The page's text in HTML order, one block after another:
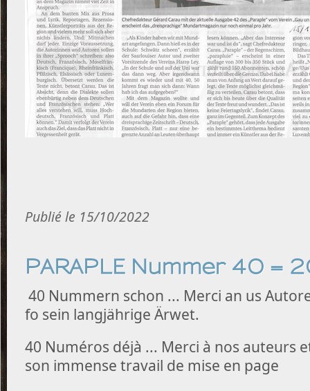
Publié le 15/10/2022
PARAPLE Nummer 40 =
40 Nummern schon ... Merci an us
fo sein langjährige Ärwet.
40 Numéros déjà ... Merci à nos auteurs
son immense travail de mise en page